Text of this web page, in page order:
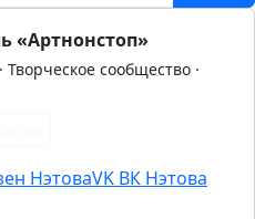
«Артнонстоп»
Творческое сообщество ·
НэтоваVK ВК Нэтова